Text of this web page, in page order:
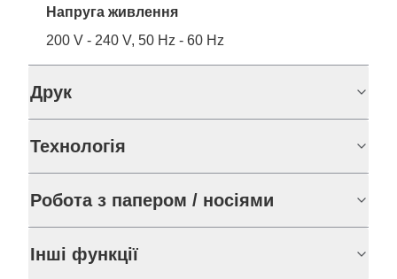
Напруга живлення
200 V - 240 V, 50 Hz - 60 Hz
Друк
Технологія
Робота з папером / носіями
Інші функції